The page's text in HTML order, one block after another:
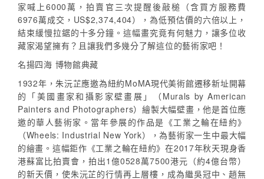
家喊上6000萬，拍賣官三次提醒後敲槌（含買方服務費
6976萬成交，US$2,374,404），為低預估價的六倍以上，
結束緩慢拉鋸的十多分鐘。這幅畫究竟有何魅力，讓多位收
藏家渴望擁有？且讓我們多幾分了解這位的藝術家吧！
名揚四海 博物館典藏
1932年，朱沅芷應邀為紐約MoMA現代美術館遷移新址開幕
的「美國畫家和攝影家壁畫展」（Murals by American
Painters and Photographers）繪製大幅壁畫，他是首位應
邀的華人藝術家。當年參展的作品是《工業之輪在紐約》
（Wheels: Industrial New York），為藝術家一生中最大幅
的繪畫。這幅鉅作《工業之輪在紐約》在2017年秋天現身香
港蘇富比拍賣會，拍出1億0528萬7500港元（約4億台幣）
的新天價，使朱沅芷的行情再上層樓，成為繼吳冠中、趙無